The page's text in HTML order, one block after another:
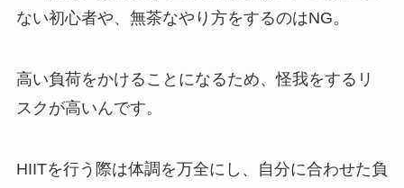
ない初心者や、無茶なやり方をするのはNG。
高い負荷をかけることになるため、怪我をするリ
スクが高いんです。
HIITを行う際は体調を万全にし、自分に合わせた負